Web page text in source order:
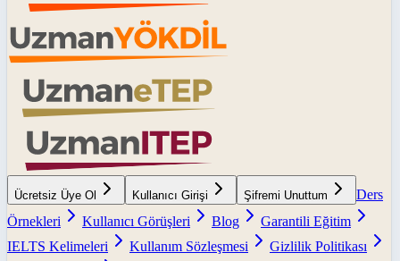
Ücretsiz Üye Ol Kullanıcı Girişi Şifremi Unuttum
Ders
Örnekleri
Kullanıcı Görüşleri Blog
Garantili Eğitim
IELTS Kelimeleri
Kullanım Sözleşmesi
Gizlilik Politikası